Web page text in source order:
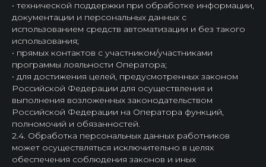
• технической поддержки при обработке информации,
документации и персональных данных с
использованием средств автоматизации и без такого
использования;
• прямых контактов с участником/участниками
программы лояльности Оператора;
• для достижения целей, предусмотренных законом
Российской Федерации для осуществления и
выполнения возложенных законодательством
Российской Федерации на Оператора функций,
полномочий и обязанностей.
2.4. Обработка персональных данных работников
может осуществляться исключительно в целях
обеспечения соблюдения законов и иных